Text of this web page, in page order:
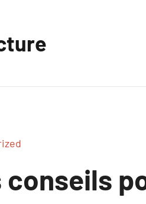
conseils